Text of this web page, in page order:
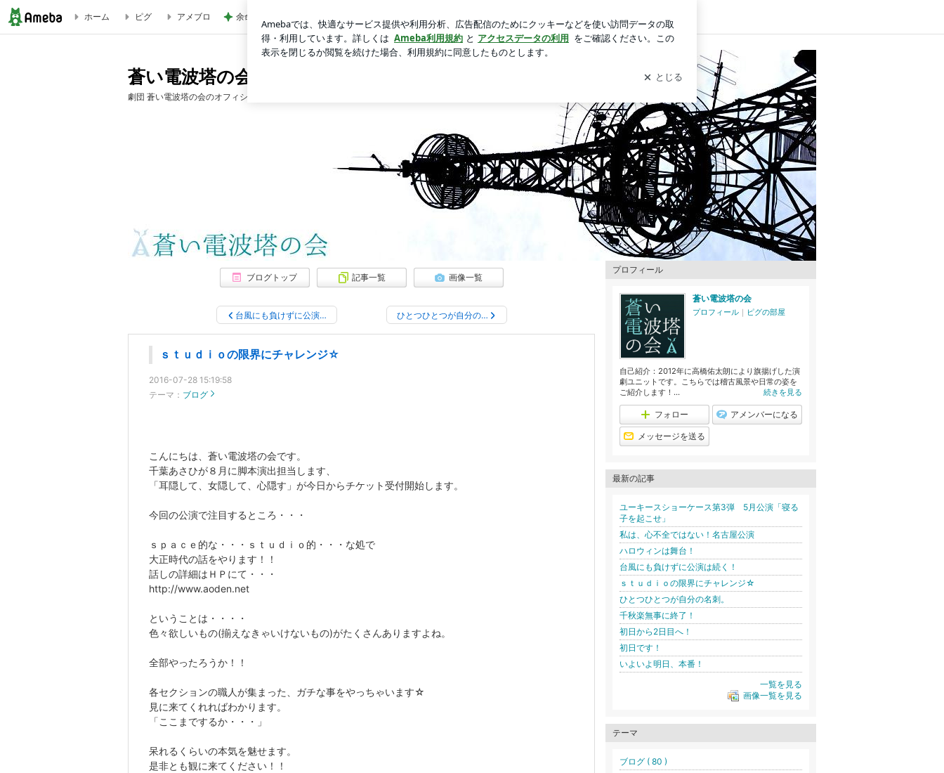
ｓｔｕｄｉｏの限界にチャレンジ☆ | 蒼い電波塔の会 公式ブログ
ホーム ピグ アメブロ 余命数ヶ月と言われてからの1年間 ログイン
蒼い電波塔の会 公式ブログ
劇団 蒼い電波塔の会のオフィシャルブログです☆★
ブログトップ 記事一覧 画像一覧
台風にも負けずに公演… ひとつひとつが自分の…
ｓｔｕｄｉｏの限界にチャレンジ☆
2016-07-28 15:19:58
テーマ： ブログ
こんにちは、蒼い電波塔の会です。
千葉あさひが８月に脚本演出担当します、
「耳隠して、女隠して、心隠す」が今日からチケット受付開始します。
今回の公演で注目するところ・・・
ｓｐａｃｅ的な・・・ｓｔｕｄｉｏ的・・・な処で
大正時代の話をやります！！
話しの詳細はＨＰにて・・・
http://www.aoden.net
ということは・・・・
色々欲しいもの(揃えなきゃいけないもの)がたくさんありますよね。
全部やったろうか！！
各セクションの職人が集まった、ガチな事をやっちゃいます☆
見に来てくれればわかります。
「ここまでするか・・・」
呆れるくらいの本気を魅せます。
是非とも観に来てください！！
プロフィール
蒼い電波塔の会
プロフィール ｜ ピグの部屋
自己紹介：2012年に高橋佑太朗により旗揚げした演
劇ユニットです。こちらでは稽古風景や日常の姿を
ご紹介します！...
続きを見る
フォロー アメンバーになる
メッセージを送る
最新の記事
ユーキースショーケース第3弾 5月公演「寝る
子を起こせ」
私は、心不全ではない！名古屋公演
ハロウィンは舞台！
台風にも負けずに公演は続く！
ｓｔｕｄｉｏの限界にチャレンジ☆
ひとつひとつが自分の名刺。
千秋楽無事に終了！
初日から2日目へ！
初日です！
いよいよ明日、本番！
一覧を見る
画像一覧を見る
テーマ
ブログ ( 80 )